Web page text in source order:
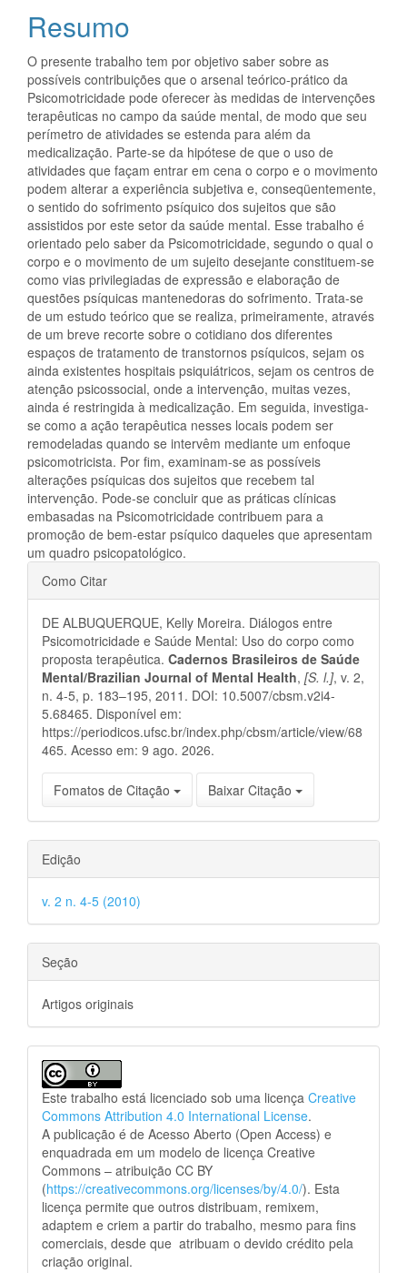
do
artigo
principal
Resumo
O presente trabalho tem por objetivo saber sobre as
possíveis contribuições que o arsenal teórico-prático da
Psicomotricidade pode oferecer às medidas de intervenções
terapêuticas no campo da saúde mental, de modo que seu
perímetro de atividades se estenda para além da
medicalização. Parte-se da hipótese de que o uso de
atividades que façam entrar em cena o corpo e o movimento
podem alterar a experiência subjetiva e, conseqüentemente,
o sentido do sofrimento psíquico dos sujeitos que são
assistidos por este setor da saúde mental. Esse trabalho é
orientado pelo saber da Psicomotricidade, segundo o qual o
corpo e o movimento de um sujeito desejante constituem-se
como vias privilegiadas de expressão e elaboração de
questões psíquicas mantenedoras do sofrimento. Trata-se
de um estudo teórico que se realiza, primeiramente, através
de um breve recorte sobre o cotidiano dos diferentes
espaços de tratamento de transtornos psíquicos, sejam os
ainda existentes hospitais psiquiátricos, sejam os centros de
atenção psicossocial, onde a intervenção, muitas vezes,
ainda é restringida à medicalização. Em seguida, investiga-
se como a ação terapêutica nesses locais podem ser
remodeladas quando se intervêm mediante um enfoque
psicomotricista. Por fim, examinam-se as possíveis
alterações psíquicas dos sujeitos que recebem tal
intervenção. Pode-se concluir que as práticas clínicas
embasadas na Psicomotricidade contribuem para a
promoção de bem-estar psíquico daqueles que apresentam
um quadro psicopatológico.
Detalhes
do
artigo
Como Citar
DE ALBUQUERQUE, Kelly Moreira. Diálogos entre
Psicomotricidade e Saúde Mental: Uso do corpo como
proposta terapêutica. Cadernos Brasileiros de Saúde
Mental/Brazilian Journal of Mental Health, [S. l.], v. 2,
n. 4-5, p. 183–195, 2011. DOI: 10.5007/cbsm.v2i4-
5.68465. Disponível em:
https://periodicos.ufsc.br/index.php/cbsm/article/view/68
465. Acesso em: 9 ago. 2026.
Fomatos de Citação Baixar Citação
Edição
v. 2 n. 4-5 (2010)
Seção
Artigos originais
Este trabalho está licenciado sob uma licença Creative
Commons Attribution 4.0 International License.
A publicação é de Acesso Aberto (Open Access) e
enquadrada em um modelo de licença Creative
Commons – atribuição CC BY
(https://creativecommons.org/licenses/by/4.0/). Esta
licença permite que outros distribuam, remixem,
adaptem e criem a partir do trabalho, mesmo para fins
comerciais, desde que atribuam o devido crédito pela
criação original.